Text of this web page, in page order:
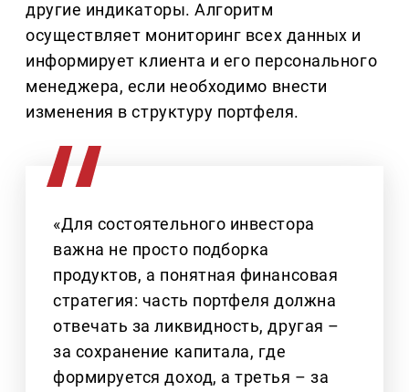
другие индикаторы. Алгоритм
осуществляет мониторинг всех данных и
информирует клиента и его персонального
менеджера, если необходимо внести
изменения в структуру портфеля.
«Для состоятельного инвестора
важна не просто подборка
продуктов, а понятная финансовая
стратегия: часть портфеля должна
отвечать за ликвидность, другая –
за сохранение капитала, где
формируется доход, а третья – за